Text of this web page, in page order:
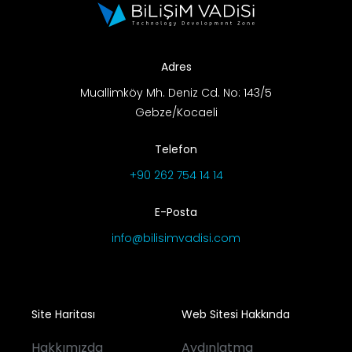
AR-GE Portal
Kariyer Portal
EN
Adres
Muallimköy Mh. Deniz Cd. No: 143/5
Gebze/Kocaeli
Telefon
+90 262 754 14 14
E-Posta
info@bilisimvadisi.com
Site Haritası
Hakkımızda
Web Sitesi Hakkında
Aydınlatma